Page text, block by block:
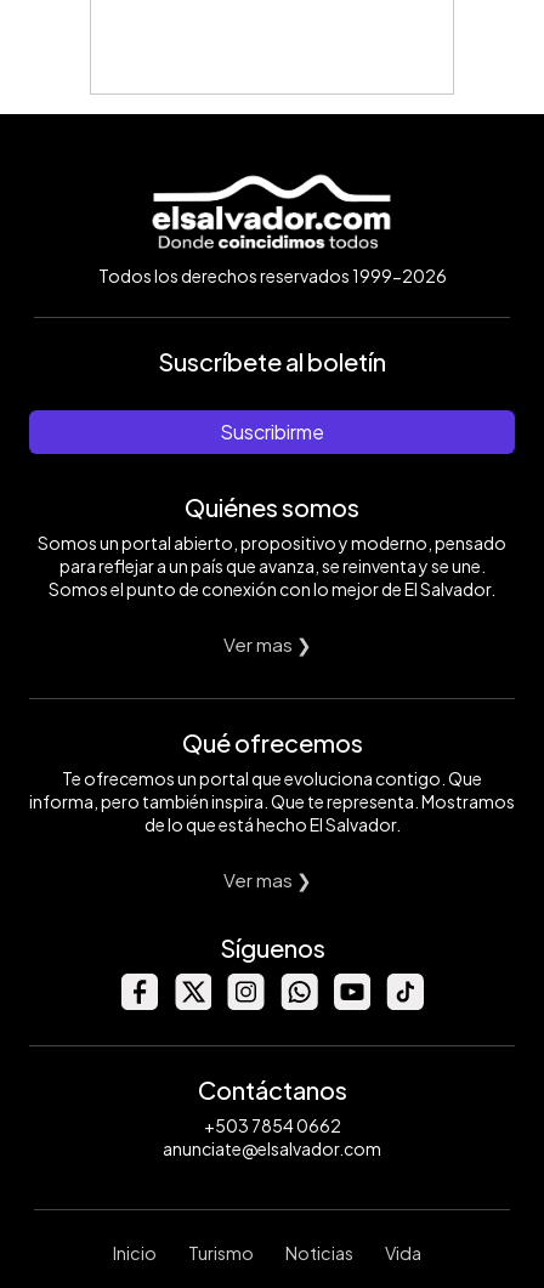
Todos los derechos reservados 1999-2026
Suscríbete al boletín
Suscribirme
Quiénes somos
Somos un portal abierto, propositivo y moderno, pensado
para reflejar a un país que avanza, se reinventa y se une.
Somos el punto de conexión con lo mejor de El Salvador.
Ver mas ❯
Qué ofrecemos
Te ofrecemos un portal que evoluciona contigo. Que
informa, pero también inspira. Que te representa. Mostramos
de lo que está hecho El Salvador.
Ver mas ❯
Síguenos
Contáctanos
+503 7854 0662
anunciate@elsalvador.com
Inicio Turismo Noticias Vida